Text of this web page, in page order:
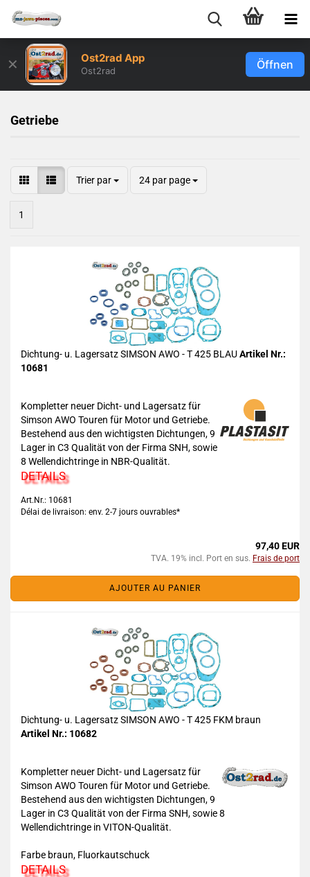
✕ Ost2rad App
Ost2rad Öffnen
Getriebe
Trier par 24 par page
1
Dichtung- u. Lagersatz SIMSON AWO - T 425 BLAUArtikel Nr.:
10681
Kompletter neuer Dicht- und Lagersatz für
Simson AWO Touren für Motor und Getriebe.
Bestehend aus den wichtigsten Dichtungen, 9
Lager in C3 Qualität von der Firma SNH, sowie
8 Wellendichtringe in NBR-Qualität.
DETAILS
Art.Nr.: 10681
Délai de livraison: env. 2-7 jours ouvrables*
97,40 EUR
TVA. 19% incl. Port en sus. Frais de port
AJOUTER AU PANIER
Dichtung- u. Lagersatz SIMSON AWO - T 425 FKM braun
Artikel Nr.: 10682
Kompletter neuer Dicht- und Lagersatz für
Simson AWO Touren für Motor und Getriebe.
Bestehend aus den wichtigsten Dichtungen, 9
Lager in C3 Qualität von der Firma SNH, sowie 8
Wellendichtringe in VITON-Qualität.
Farbe braun, Fluorkautschuck
DETAILS